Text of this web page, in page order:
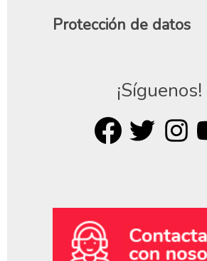
Protección de datos
¡Síguenos!